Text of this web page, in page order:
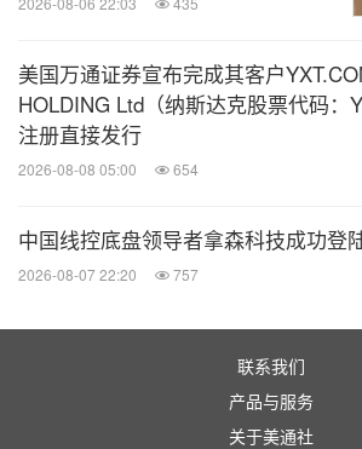
美国万通证券宣布完成其客户
HOLDING Ltd（纳斯达克股票代码：
注册直接发行
2026-08-08 05:00 654
中国线控底盘领导者拿森科技成功登
2026-08-07 22:20 757
联系我们
产品与服务
关于美通社